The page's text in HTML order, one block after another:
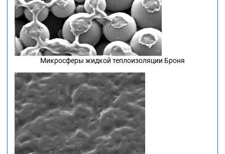
Микросферы жидкой теплоизоляции Броня